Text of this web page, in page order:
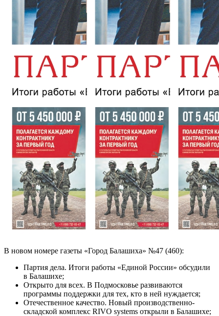
В новом номере газеты «Город Балашиха» №47 (460):
Партия дела. Итоги работы «Единой России» обсудили
в Балашихе;
Открыто для всех. В Подмосковье развиваются
программы поддержки для тех, кто в ней нуждается;
Отечественное качество. Новый производственно-
складской комплекс RIVO systems открыли в Балашихе;